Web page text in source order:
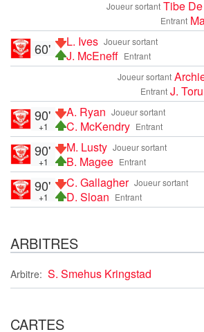
Joueur sortant Tibe
Entrant
Joueur sortant
L. Ives
Entrant
J. McEneff
60'
Joueur sortant
Entrant J.
Joueur sortant
A. Ryan
Entrant
C. McKendry
90'
+1
Joueur sortant
M. Lusty
Entrant
B. Magee
90'
+1
Joueur sortant
C. Gallagher
Entrant
D. Sloan
90'
+1
ARBITRES
Arbitre: S. Smehus Kringstad
CARTES